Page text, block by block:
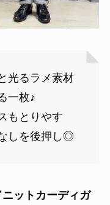
光るラメ素材
一枚♪
もとりやす
しを後押し◎
ニットカーディガ